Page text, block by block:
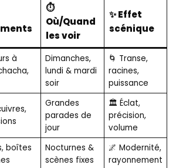
⏱️
Où/Quand
les voir
✨ Effet
scénique
à
Dimanches,
lundi & mardi
soir
🌀 Transe,
racines,
puissance
Grandes
parades de
jour
🏛️ Éclat,
précision,
volume
boîtes
Nocturnes &
scènes fixes
🌌 Modernité,
rayonnement